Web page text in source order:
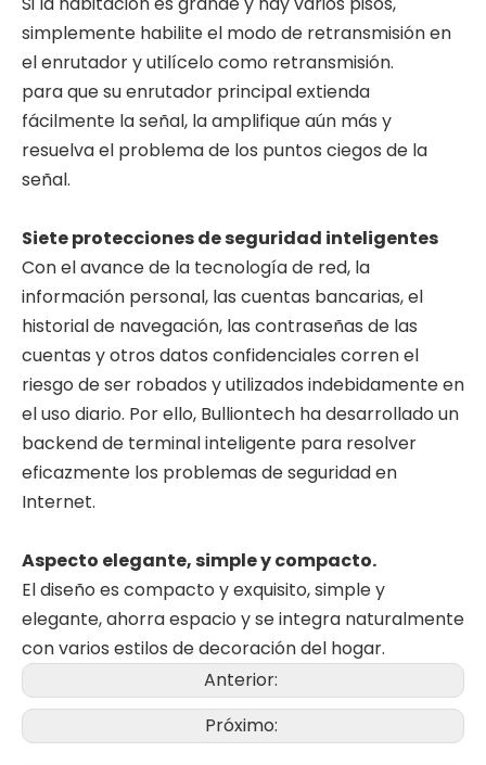
simplemente habilite el modo de retransmisión en
el enrutador y utilícelo como retransmisión.
para que su enrutador principal extienda
fácilmente la señal, la amplifique aún más y
resuelva el problema de los puntos ciegos de la
señal.
Siete protecciones de seguridad inteligentes
Con el avance de la tecnología de red, la
información personal, las cuentas bancarias, el
historial de navegación, las contraseñas de las
cuentas y otros datos confidenciales corren el
riesgo de ser robados y utilizados indebidamente en
el uso diario. Por ello, Bulliontech ha desarrollado un
backend de terminal inteligente para resolver
eficazmente los problemas de seguridad en
Internet.
Aspecto elegante, simple y compacto.
El diseño es compacto y exquisito, simple y
elegante, ahorra espacio y se integra naturalmente
con varios estilos de decoración del hogar.
Anterior:
Próximo: